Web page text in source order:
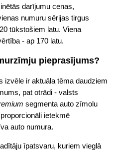
darījumu cenas,
numuru sērijas tirgus
tūkstošiem latu. Viena
- ap 170 latu.
pieprasījums?
izvēle ir aktuāla tēma daudziem
pat otrādi - valsts
segmenta auto zīmolu
ietekmē
auto numura.
īpatsvaru, kuriem vieglā